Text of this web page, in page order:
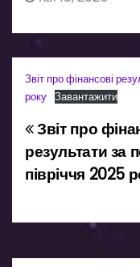
Звіт про фінансові
року Завантажити
Н
а
Звіт про
результати за
півріччя 2025